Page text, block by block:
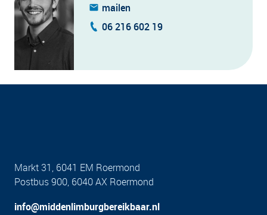
mailen
06 216 602 19
Markt 31, 6041 EM Roermond
Postbus 900, 6040 AX Roermond
info@middenlimburgbereikbaar.nl